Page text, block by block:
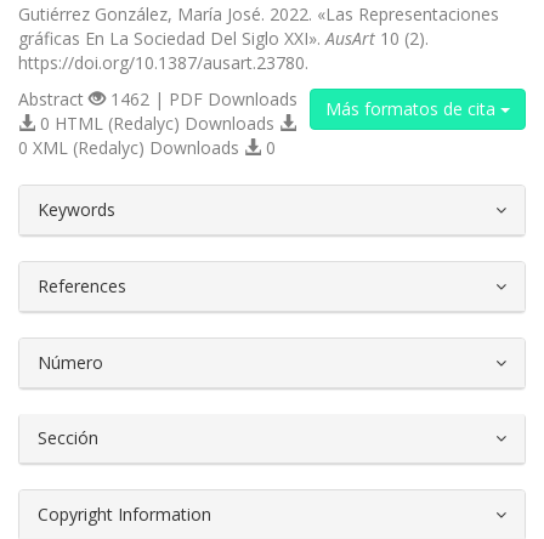
Gutiérrez González, María José. 2022. «Las Representaciones
gráficas En La Sociedad Del Siglo XXI».AusArt 10 (2).
https://doi.org/10.1387/ausart.23780.
Más formatos de cita
Abstract
1462 | PDF Downloads
0 HTML (Redalyc) Downloads
0 XML (Redalyc) Downloads
0
Keywords
References
Número
Sección
Copyright Information